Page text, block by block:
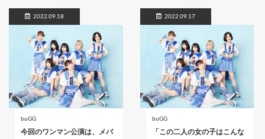
2022.09.18
buGG
今回のワンマン公演は、メバ
2022.09.17
buGG
「この二人の女の子はこんな